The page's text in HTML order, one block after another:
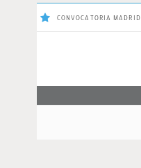
CONVOCATORIA MADRID
ÚLTIMAS